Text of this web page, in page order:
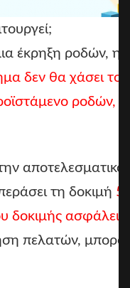
έκρηξη ροδών, η
δεν θα χάσει
ροδών,
τη δοκιμή 5
δοκιμής
πελατών,